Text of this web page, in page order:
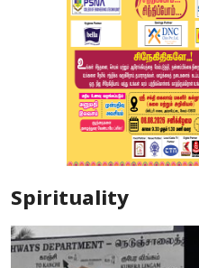
Magazines
Special Story
Spirituality